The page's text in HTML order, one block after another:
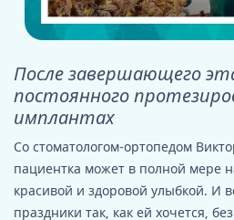
После завершающего
постоянного
имплантах
Со стоматологом-ортопедом
пациентка может в полной мере
красивой и здоровой улыбкой. И
праздники так, как ей хочется,